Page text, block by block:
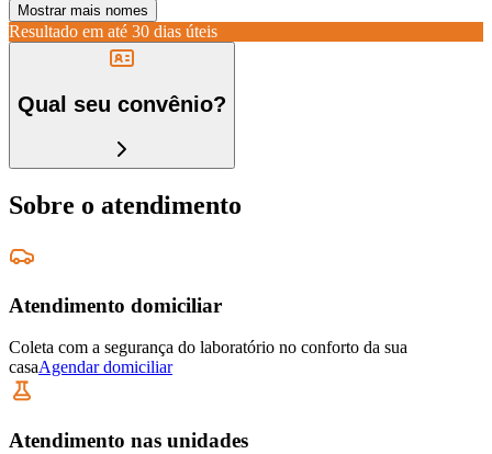
Mostrar mais nomes
Resultado em até 30 dias úteis
Qual seu convênio?
Sobre o atendimento
Atendimento domiciliar
Coleta com a segurança do laboratório no conforto da sua
casaAgendar domiciliar
Atendimento nas unidades